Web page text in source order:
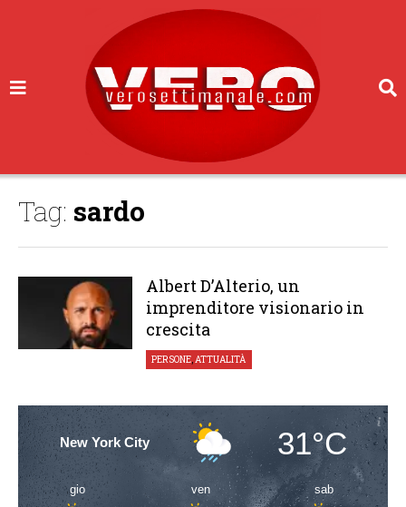
Tag: sardo
Albert D’Alterio, un
imprenditore visionario in
crescita
PERSONE,ATTUALITÀ
New York City 31°C
gio ven sab